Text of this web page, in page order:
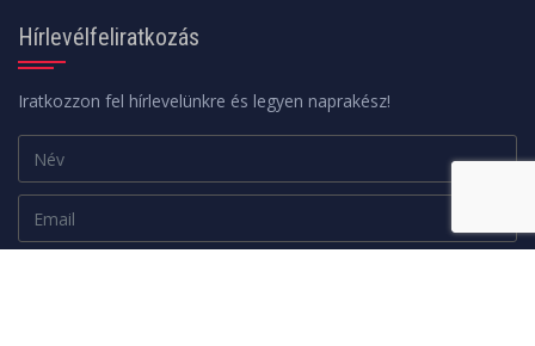
Hírlevélfeliratkozás
Iratkozzon fel hírlevelünkre és legyen naprakész!